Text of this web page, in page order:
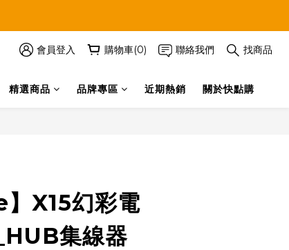
會員登入 購物車(0) 聯絡我們 找商品
精選商品 品牌專區 近期熱銷 關於快點購
X15幻彩電
集線器